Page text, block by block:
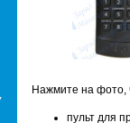
Нажмите на фото,
пульт для